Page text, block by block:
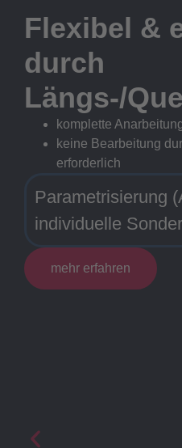
Flexibel &
durch
Längs-/
komplette
keine Bearbeitung
erforderlich
Parametrisierung
individuelle
mehr erfahren